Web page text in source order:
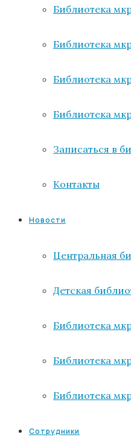
Библиотека
Библиотека
Библиотека
Библиотека
Записаться в
Контакты
Новости
Центральная
Детская
Библиотека
Библиотека
Библиотека
Сотрудники